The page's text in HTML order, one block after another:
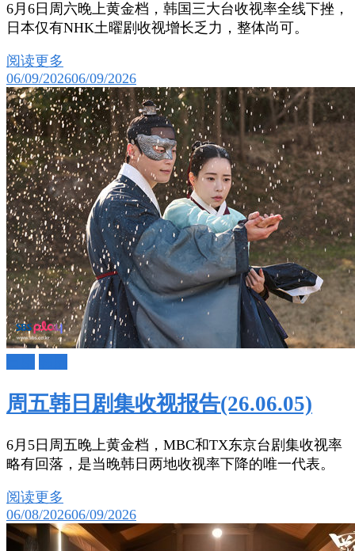
6月6日周六晚上黄金档，韩国三大台收视率全线下挫，
日本仅有NHK土曜剧收视增长乏力，整体尚可。
阅读更多
06/09/202606/09/2026
周五韩日剧集收视报告(26.06.05)
6月5日周五晚上黄金档，MBC和TX东京台剧集收视率
略有回落，是当晚韩日两地收视率下降的唯一代表。
阅读更多
06/08/202606/09/2026